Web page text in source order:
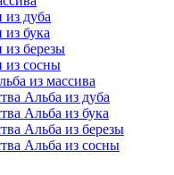
из дуба
бука
из березы
из сосны
из массива
Альба из дуба
Альба из бука
Альба из березы
Альба из сосны